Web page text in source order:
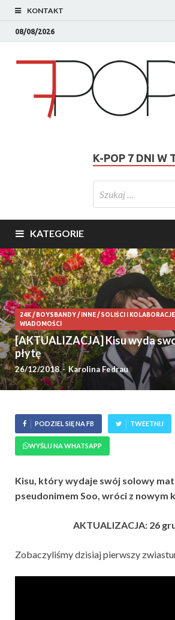
KONTAKT
08/08/2026
K-POP 7 DNI W
KATEGORIE
24K/BOYSBANDY/ INNE/SOLIŚCI I KOLABORACJE
WIADOMOŚCI
[AKTUALIZACJA] Kisu wyda
płytę
26/12/2018-Karolina Fedrau
PODZIEL SIĘ NA FB TWEETNIJ
WYŚLIJ NA WHATSAPP
Kisu, który wydaje swój solowy
pseudonimem Soo, wróci z nowym
AKTUALIZACJA: 26
Zobaczyliśmy dzisiaj pierwszy